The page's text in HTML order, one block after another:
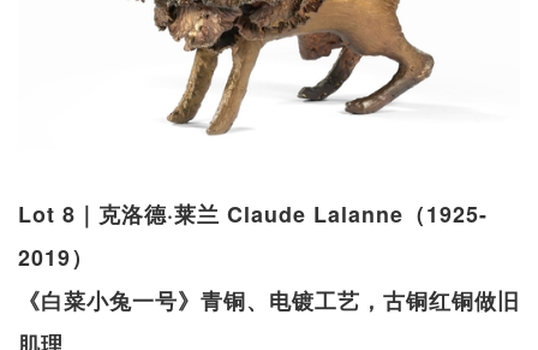
Lot 8｜克洛德·莱兰 Claude Lalanne（1925-
2019）
《白菜小兔一号》青铜、电镀工艺，古铜红铜做旧
肌理